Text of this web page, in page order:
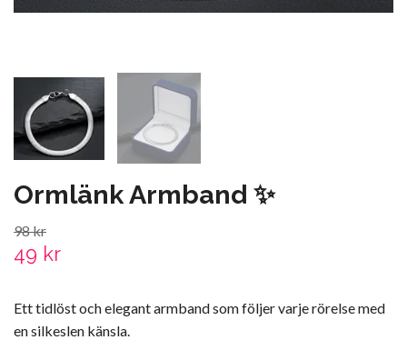
Ormlänk Armband ✨
98 kr
49 kr
Ett tidlöst och elegant armband som följer varje rörelse med
en silkeslen känsla.